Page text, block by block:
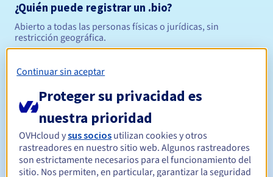
¿Quién puede registrar un .bio?
Abierto a todas las personas físicas o jurídicas, sin
restricción geográfica.
Período de registro Entre 1 y 10 años
Período de renovación Entre 1 y 10 años
Continuar sin aceptar
Proteger su privacidad es
nuestra prioridad
OVHcloud ysus socios utilizan cookies y otros
rastreadores en nuestro sitio web. Algunos rastreadores
son estrictamente necesarios para el funcionamiento del
sitio. Nos permiten, en particular, garantizar la seguridad